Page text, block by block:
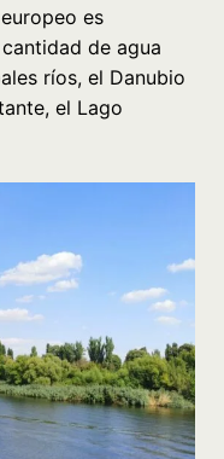
es
de agua
ríos, el Danubio
el Lago